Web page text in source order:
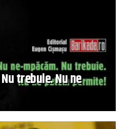
trebuie. Nu ne